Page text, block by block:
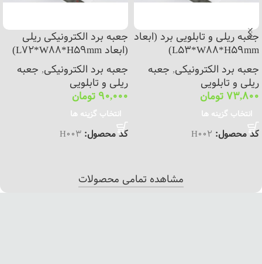
جعبه ریلی و تابلویی برد (ابعاد
L53*W88*H59mm)
جعبه برد الکترونیکی, جعبه
ریلی و تابلویی
73,800 تومان
انتخاب گزینه ها
کد محصول: H002
جعبه برد الکترونیکی ریلی
(ابعاد L72*W88*H59mm)
جعبه برد الکترونیکی, جعبه
ریلی و تابلویی
90,000 تومان
انتخاب گزینه ها
کد محصول: H003
مشاهده تمامی محصولات